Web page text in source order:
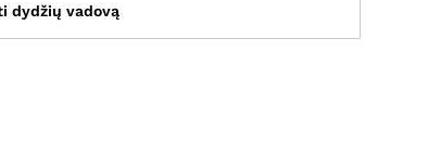
dydžių vadovą